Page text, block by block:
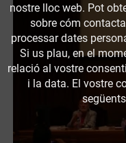
nostre lloc web. Pot
sobre cóm
processar dates
Si us plau, en el
relació al vostre
i la data. El vostre